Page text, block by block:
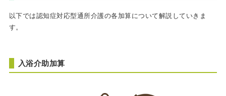
以下では認知症対応型通所介護の各加算について解説していきま
す。
入浴介助加算